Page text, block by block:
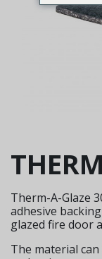
Therm-A-Glaze
adhesive
glazed fire door
The material